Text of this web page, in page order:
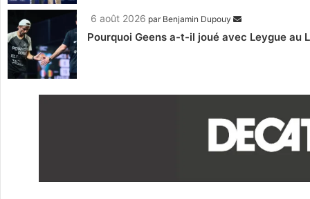
6 août 2026 par Benjamin Dupouy
Pourquoi Geens a-t-il joué avec Leygue au